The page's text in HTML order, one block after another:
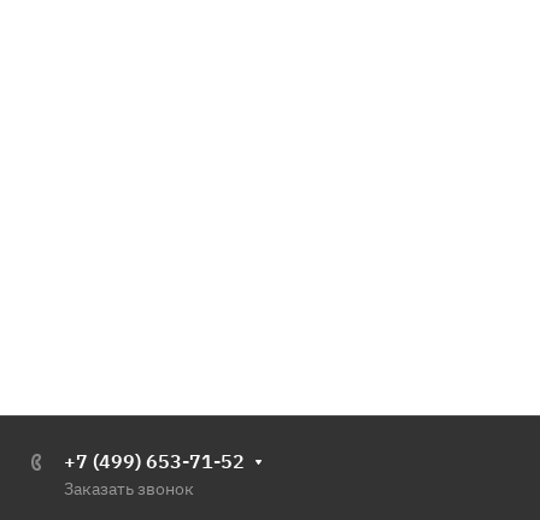
+7 (499) 653-71-52
Заказать звонок